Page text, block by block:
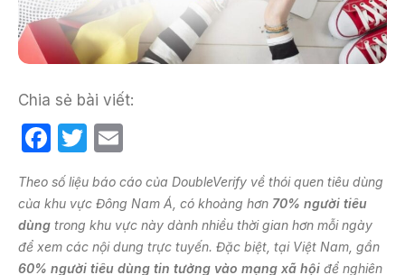
Chia sẻ bài viết:
F
a
c
e
b
T
itt
er
ail
Theo số liệu báo cáo của DoubleVerify về thói quen tiêu dùng
của khu vực Đông Nam Á, có khoảng hơn 70% người tiêu
dùng trong khu vực này dành nhiều thời gian hơn mỗi ngày
để xem các nội dung trực tuyến. Đặc biệt, tại Việt Nam, gần
60% người tiêu dùng tin tưởng vào mạng xã hội để nghiên